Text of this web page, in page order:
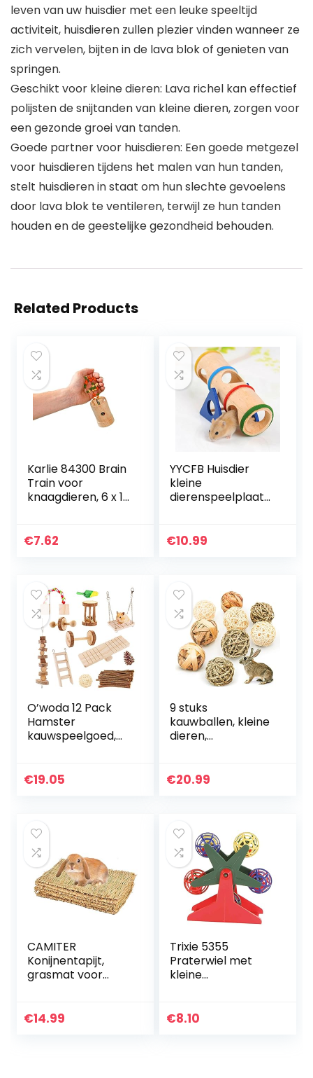
leven van uw huisdier met een leuke speeltijd
activiteit, huisdieren zullen plezier vinden wanneer ze
zich vervelen, bijten in de lava blok of genieten van
springen.
Geschikt voor kleine dieren: Lava richel kan effectief
polijsten de snijtanden van kleine dieren, zorgen voor
een gezonde groei van tanden.
Goede partner voor huisdieren: Een goede metgezel
voor huisdieren tijdens het malen van hun tanden,
stelt huisdieren in staat om hun slechte gevoelens
door lava blok te ventileren, terwijl ze hun tanden
houden en de geestelijke gezondheid behouden.
Related Products
Karlie 84300 Brain
Train voor
knaagdieren, 6 x 11
€7.62
YYCFB Huisdier
kleine
dierenspeelplaats
kleine dieren
€10.99
O’woda 12 Pack
Hamster
kauwspeelgoed,
speelspeelgoed
€19.05
9 stuks
kauwballen, kleine
dieren,
voor konijnen,
€20.99
CAMITER
Konijnentapijt,
grasmat voor
natuurlijk
€14.99
Trixie 5355
Praterwiel met
kleine
€8.10